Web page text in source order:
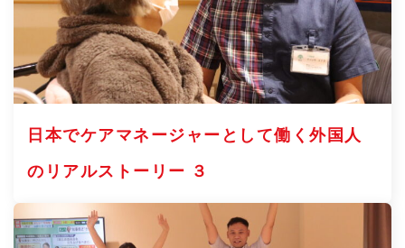
日本でケアマネージャーとして働く外国人
のリアルストーリー ３